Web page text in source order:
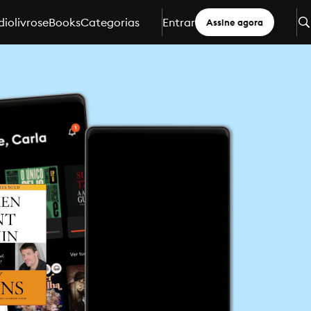
eBooksCategorias Entrar Assine agora